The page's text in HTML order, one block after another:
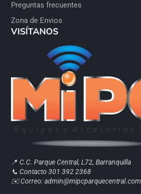
Preguntas frecuentes
Zona de Envios
VISÍTANOS
📍 C.C. Parque Central, L72, Barranquilla
📞 Contacto 301 392 2368
✉️ Correo: admin@mipcparquecentral.com